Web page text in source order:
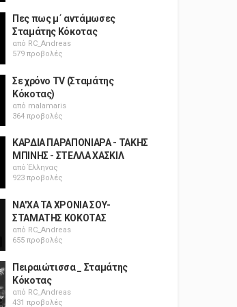
Πες πως μ΄ αντάμωσες
Σταμάτης Κόκοτας
από RC_Andreas
579 προβολές
Σε χρόνο TV (Σταμάτης
Κόκοτας)
από malamaris
364 προβολές
ΚΑΡΔΙΑ ΠΑΡΑΠΟΝΙΑΡΑ - ΤΑΚΗΣ
ΜΠΙΝΗΣ - ΣΤΕΛΛΑ ΧΑΣΚΙΛ
απόΈλληνας
923 προβολές
ΝΑ'ΧΑ ΤΑ ΧΡΟΝΙΑ ΣΟΥ-
ΣΤΑΜΑΤΗΣ ΚΟΚΟΤΑΣ
από RC_Andreas
655 προβολές
Πειραιώτισσα _ Σταμάτης
Κόκοτας
από RC_Andreas
431 προβολές